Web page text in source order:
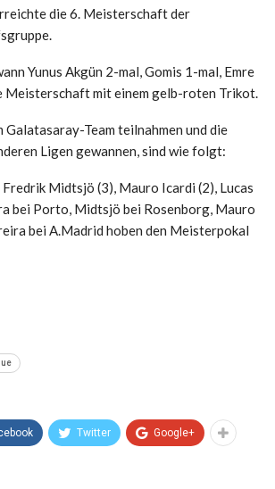
die 6. Meisterschaft der
Yunus Akgün 2-mal, Gomis 1-mal, Emre
Meisterschaft mit einem gelb-roten Trikot.
Galatasaray-Team teilnahmen und die
Ligen gewannen, sind wie folgt:
Midtsjö (3), Mauro Icardi (2), Lucas
bei Porto, Midtsjö bei Rosenborg, Mauro
bei A.Madrid hoben den Meisterpokal
Twitter Google+